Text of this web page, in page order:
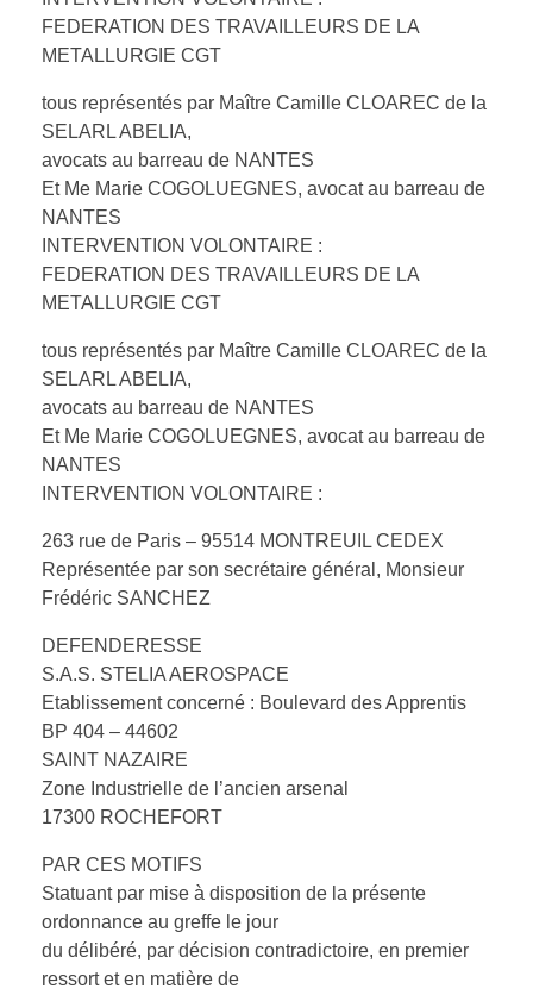
FEDERATION DES TRAVAILLEURS DE LA
METALLURGIE CGT
tous représentés par Maître Camille CLOAREC de la
SELARL ABELIA,
avocats au barreau de NANTES
Et Me Marie COGOLUEGNES, avocat au barreau de
NANTES
INTERVENTION VOLONTAIRE :
FEDERATION DES TRAVAILLEURS DE LA
METALLURGIE CGT
tous représentés par Maître Camille CLOAREC de la
SELARL ABELIA,
avocats au barreau de NANTES
Et Me Marie COGOLUEGNES, avocat au barreau de
NANTES
INTERVENTION VOLONTAIRE :
263 rue de Paris – 95514 MONTREUIL CEDEX
Représentée par son secrétaire général, Monsieur
Frédéric SANCHEZ
DEFENDERESSE
S.A.S. STELIA AEROSPACE
Etablissement concerné : Boulevard des Apprentis
BP 404 – 44602
SAINT NAZAIRE
Zone Industrielle de l’ancien arsenal
17300 ROCHEFORT
PAR CES MOTIFS
Statuant par mise à disposition de la présente
ordonnance au greffe le jour
du délibéré, par décision contradictoire, en premier
ressort et en matière de